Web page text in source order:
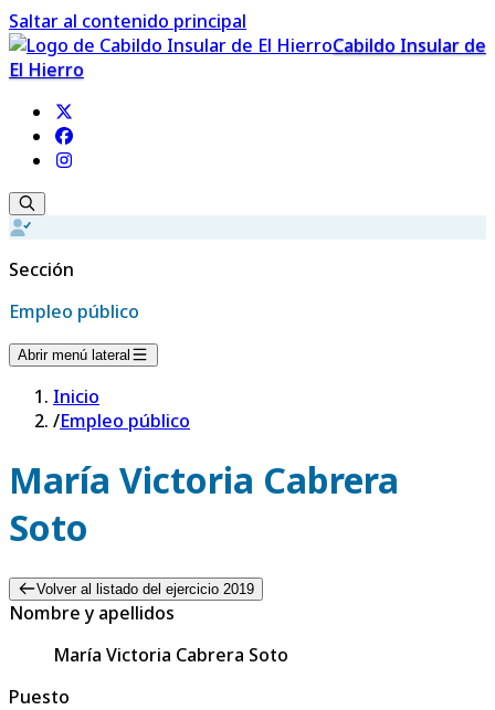
Saltar al contenido principal
Cabildo Insular de
El Hierro
Sección
Empleo público
Abrir menú lateral
Inicio
/Empleo público
María Victoria Cabrera
Soto
Volver al listado del ejercicio 2019
Nombre y apellidos
María Victoria Cabrera Soto
Puesto